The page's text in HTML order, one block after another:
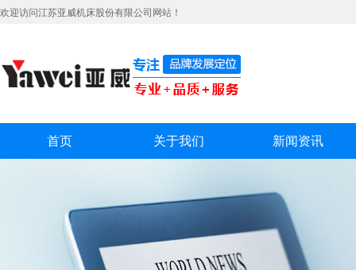
欢迎访问江苏亚威机床股份有限公司网站！
首页 关于我们 新闻资讯